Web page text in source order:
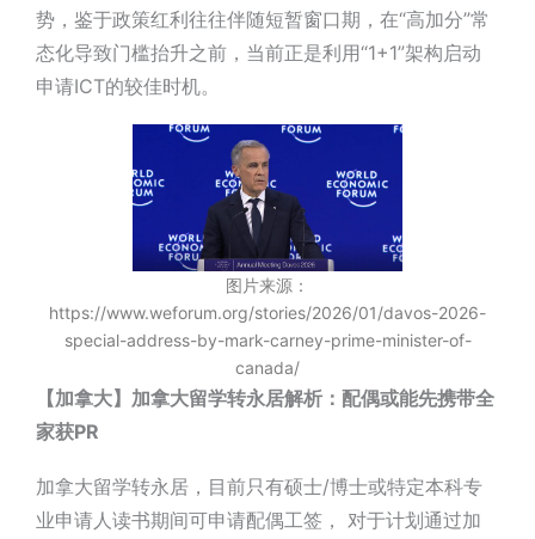
势，鉴于政策红利往往伴随短暂窗口期，在“高加分”常
态化导致门槛抬升之前，当前正是利用“1+1”架构启动
申请ICT的较佳时机。
图片来源：
https://www.weforum.org/stories/2026/01/davos-2026-
special-address-by-mark-carney-prime-minister-of-
canada/
【加拿大】加拿大留学转永居解析：配偶或能先携带全
家获PR
加拿大留学转永居，目前只有硕士/博士或特定本科专
业申请人读书期间可申请配偶工签， 对于计划通过加